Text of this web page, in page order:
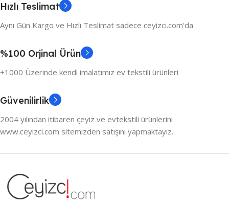
Hızlı Teslimat
Aynı Gün Kargo ve Hızlı Teslimat sadece ceyizci.com'da
%100 Orjinal Ürün
+1000 Üzerinde kendi imalatımız ev tekstili ürünleri
Güvenilirlik
2004 yılından itibaren çeyiz ve evtekstili ürünlerini
www.ceyizci.com sitemizden satışını yapmaktayız.